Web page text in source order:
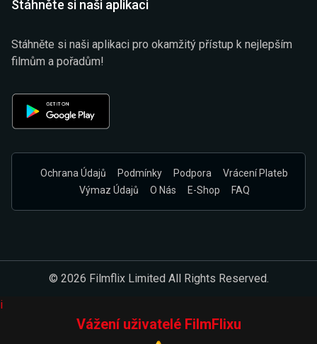
Stáhněte si naši aplikaci
Stáhněte si naši aplikaci pro okamžitý přístup k nejlepším
filmům a pořadům!
Ochrana Údajů Podmínky Podpora
Vrácení Plateb
Výmaz Údajů
O Nás E-Shop FAQ
© 2026 Filmflix Limited All Rights Reserved.
i
Vážení uživatelé FilmFlixu